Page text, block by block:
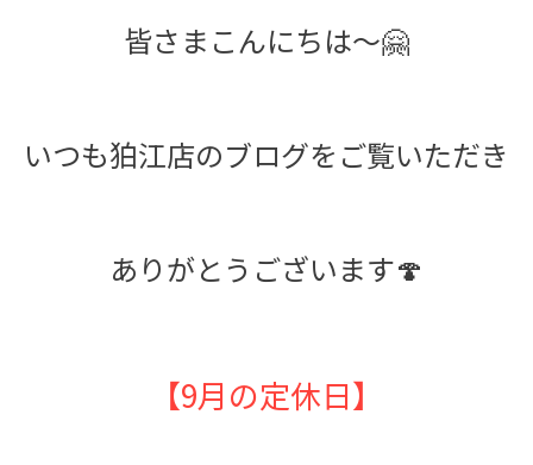
皆さまこんにちは～🤗
いつも狛江店のブログをご覧いただき
ありがとうございます🍄
【9月の定休日】